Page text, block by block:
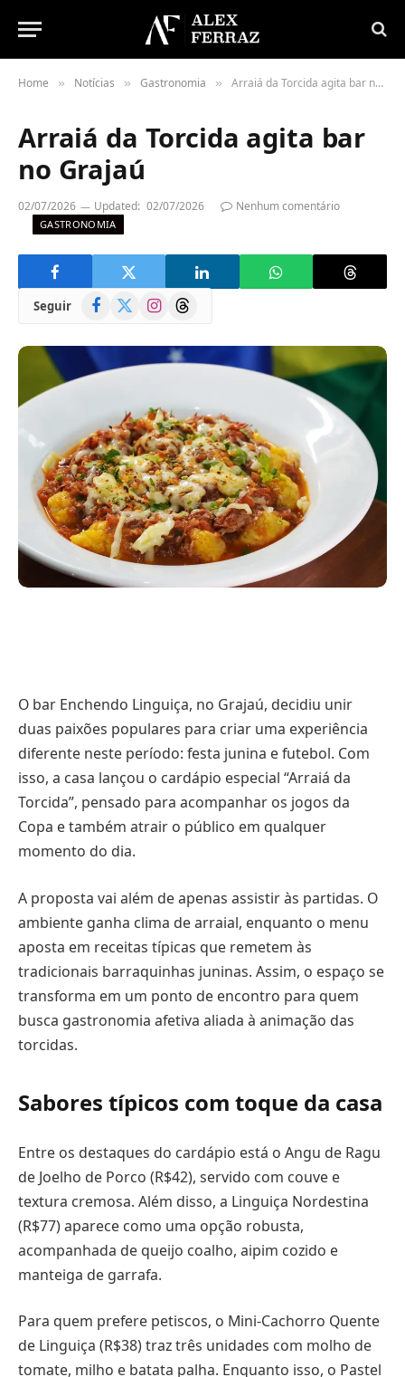
Home » Notícias » Gastronomia » Arraiá da Torcida agita bar no Grajaú
Arraiá da Torcida agita bar
no Grajaú
02/07/2026 Updated: 02/07/2026 Nenhum comentário
GASTRONOMIA
Seguir Facebook
(Twitter)
InstagramThreads
O bar Enchendo Linguiça, no Grajaú, decidiu unir
duas paixões populares para criar uma experiência
diferente neste período: festa junina e futebol. Com
isso, a casa lançou o cardápio especial “Arraiá da
Torcida”, pensado para acompanhar os jogos da
Copa e também atrair o público em qualquer
momento do dia.
A proposta vai além de apenas assistir às partidas. O
ambiente ganha clima de arraial, enquanto o menu
aposta em receitas típicas que remetem às
tradicionais barraquinhas juninas. Assim, o espaço se
transforma em um ponto de encontro para quem
busca gastronomia afetiva aliada à animação das
torcidas.
Sabores típicos com toque da casa
Entre os destaques do cardápio está o Angu de Ragu
de Joelho de Porco (R$42), servido com couve e
textura cremosa. Além disso, a Linguiça Nordestina
(R$77) aparece como uma opção robusta,
acompanhada de queijo coalho, aipim cozido e
manteiga de garrafa.
Para quem prefere petiscos, o Mini-Cachorro Quente
de Linguiça (R$38) traz três unidades com molho de
tomate, milho e batata palha. Enquanto isso, o Pastel